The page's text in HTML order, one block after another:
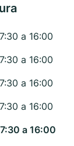
a 16:00
a 16:00
a 16:00
a 16:00
a 16:00